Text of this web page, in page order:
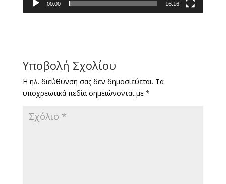
00:00 16:16
Υποβολή Σχολίου
Η ηλ. διεύθυνση σας δεν δημοσιεύεται. Τα
υποχρεωτικά πεδία σημειώνονται με *